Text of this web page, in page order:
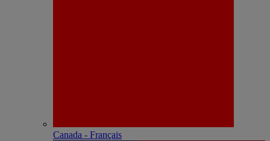
Canada - Français